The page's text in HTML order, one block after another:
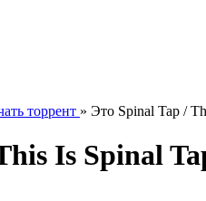
торрент » Это Spinal Tap /
Is Spinal